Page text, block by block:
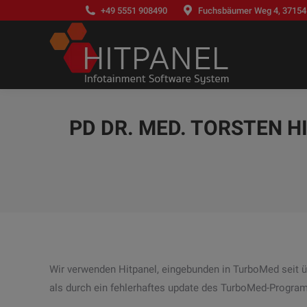
+49 5551 908490 Fuchsbäumer Weg 4,
PD DR. MED. TORSTEN
Wir verwenden Hitpanel, eingebunden in TurboMed seit
als durch ein fehlerhaftes update des TurboMed-